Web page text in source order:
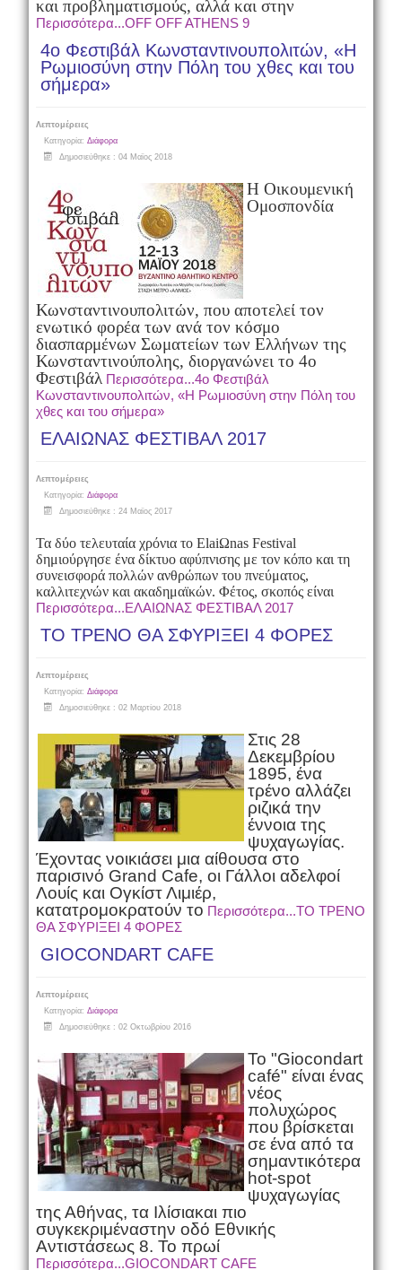
και προβληματισμούς, αλλά και στην
Περισσότερα...OFF OFF ATHENS 9
4ο Φεστιβάλ Κωνσταντινουπολιτών, «Η
Ρωμιοσύνη στην Πόλη του χθες και του
σήμερα»
Λεπτομέρειες
Κατηγορία: Διάφορα
Δημοσιεύθηκε : 04 Μαϊος 2018
Η Οικουμενική
Ομοσπονδία
Κωνσταντινουπολιτών, που αποτελεί τον
ενωτικό φορέα των ανά τον κόσμο
διασπαρμένων Σωματείων των Ελλήνων της
Κωνσταντινούπολης, διοργανώνει το 4ο
Φεστιβάλ Περισσότερα...4ο Φεστιβάλ
Κωνσταντινουπολιτών, «Η Ρωμιοσύνη στην Πόλη του
χθες και του σήμερα»
ΕΛΑΙΩΝΑΣ ΦΕΣΤΙΒΑΛ 2017
Λεπτομέρειες
Κατηγορία: Διάφορα
Δημοσιεύθηκε : 24 Μαϊος 2017
Τα δύο τελευταία χρόνια το ElaiΩnas Festival
δημιούργησε ένα δίκτυο αφύπνισης με τον κόπο και τη
συνεισφορά πολλών ανθρώπων του πνεύματος,
καλλιτεχνών και ακαδημαϊκών. Φέτος, σκοπός είναι
Περισσότερα...ΕΛΑΙΩΝΑΣ ΦΕΣΤΙΒΑΛ 2017
ΤΟ ΤΡΕΝΟ ΘΑ ΣΦΥΡΙΞΕΙ 4 ΦΟΡΕΣ
Λεπτομέρειες
Κατηγορία: Διάφορα
Δημοσιεύθηκε : 02 Μαρτίου 2018
Στις 28
Δεκεμβρίου
1895, ένα
τρένο αλλάζει
ριζικά την
έννοια της
ψυχαγωγίας.
Έχοντας νοικιάσει μια αίθουσα στο
παρισινό Grand Cafe, οι Γάλλοι αδελφοί
Λουίς και Ογκίστ Λιμιέρ,
κατατρομοκρατούν το Περισσότερα...ΤΟ ΤΡΕΝΟ
ΘΑ ΣΦΥΡΙΞΕΙ 4 ΦΟΡΕΣ
GIOCONDART CAFE
Λεπτομέρειες
Κατηγορία: Διάφορα
Δημοσιεύθηκε : 02 Οκτωβρίου 2016
Το "Giocondart
café" είναι ένας
νέος
πολυχώρος
που βρίσκεται
σε ένα από τα
σημαντικότερα
hot-spot
ψυχαγωγίας
της Αθήνας, τα Ιλίσιακαι πιο
συγκεκριμέναστην οδό Εθνικής
Αντιστάσεως 8. Το πρωί
Περισσότερα...GIOCONDART CAFE